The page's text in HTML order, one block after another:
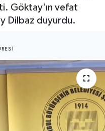
Göktay'ın vefat
Dilbaz duyurdu.